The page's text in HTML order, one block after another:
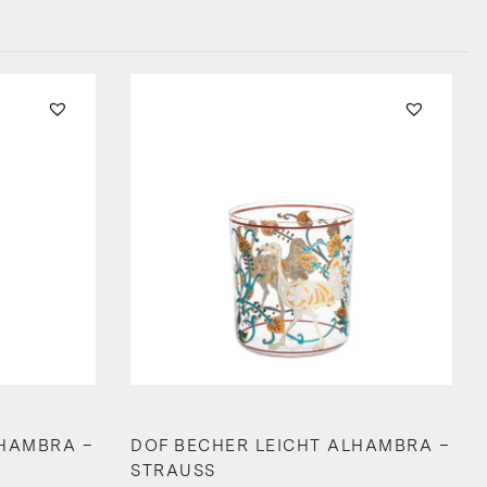
–
DOF BECHER LEICHT ALHAMBRA –
STRAUSS